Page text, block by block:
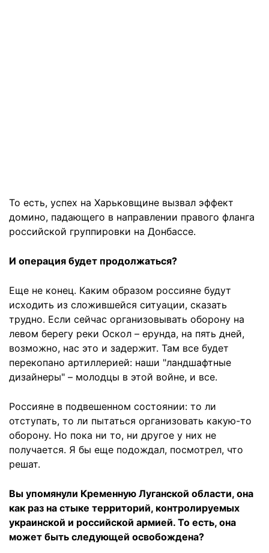
То есть, успех на Харьковщине вызвал эффект
домино, падающего в направлении правого фланга
российской группировки на Донбассе.
И операция будет продолжаться?
Еще не конец. Каким образом россияне будут
исходить из сложившейся ситуации, сказать
трудно. Если сейчас организовывать оборону на
левом берегу реки Оскол – ерунда, на пять дней,
возможно, нас это и задержит. Там все будет
перекопано артиллерией: наши "ландшафтные
дизайнеры" – молодцы в этой войне, и все.
Россияне в подвешенном состоянии: то ли
отступать, то ли пытаться организовать какую-то
оборону. Но пока ни то, ни другое у них не
получается. Я бы еще подождал, посмотрел, что
решат.
Вы упомянули Кременную Луганской области, она
как раз на стыке территорий, контролируемых
украинской и российской армией. То есть, она
может быть следующей освобождена?